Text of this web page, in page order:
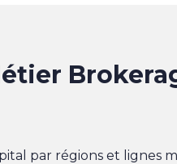
par régions et lignes